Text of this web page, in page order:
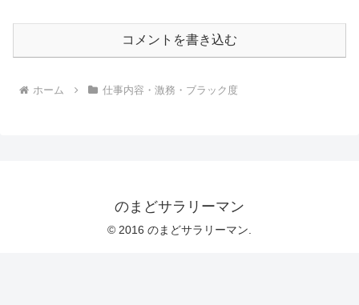
コメントを書き込む
ホーム 仕事内容・激務・ブラック度
のまどサラリーマン
© 2016 のまどサラリーマン.